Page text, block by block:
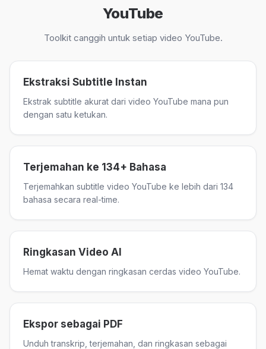
YouTube
Toolkit canggih untuk setiap video YouTube.
Ekstraksi Subtitle Instan
Ekstrak subtitle akurat dari video YouTube mana pun
dengan satu ketukan.
Terjemahan ke 134+ Bahasa
Terjemahkan subtitle video YouTube ke lebih dari 134
bahasa secara real-time.
Ringkasan Video AI
Hemat waktu dengan ringkasan cerdas video YouTube.
Ekspor sebagai PDF
Unduh transkrip, terjemahan, dan ringkasan sebagai